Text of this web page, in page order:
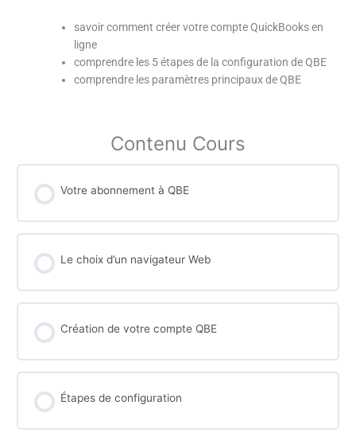
savoir comment créer votre compte QuickBooks en
ligne
comprendre les 5 étapes de la configuration de QBE
comprendre les paramètres principaux de QBE
Contenu Cours
Votre abonnement à QBE
Le choix d’un navigateur Web
Création de votre compte QBE
Étapes de configuration